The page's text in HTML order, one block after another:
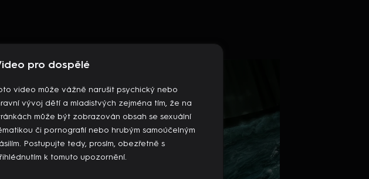
pro dospělé
video může vážně narušit psychický nebo
vývoj dětí a mladistvých zejména tím, že na
může být zobrazován obsah se sexuální
či pornografií nebo hrubým samoúčelným
Postupujte tedy, prosím, obezřetně s
k tomuto upozornění.
v přehrávání na tomto zařízení, ukončete přehrávání na